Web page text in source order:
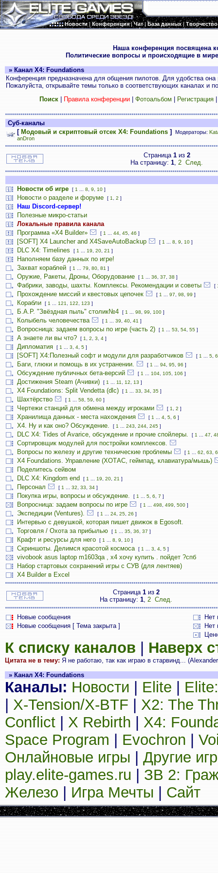
Новости|Конференция|Чат|База данных|Творчество
Наша конференция посвящена
Политические вопросы и происходящие в
» Канал X4: Foundations
Конференция предназначена для общения пилотов. Для удобства
Пожалуйста, открывайте темы только в соответствующих каналах и
Поиск| Правила конференции| Фотоальбом Регистрация
Суб-каналы
[ Модовый и скриптовый отсек X4: Foundations ] Модераторы:
anDron
Страница 1из 2
На страницу: 1, 2 След.
Новости об игре [ 1 8 9 10 ]
Новости о разделе и форуме [ 1 2 ]
Наш Discord-сервер!
Полезные микро-статьи
Локальные правила канала
Программа «X4 Builder»
[ 1 44 45 46 ]
[SOFT] X4 Launcher and X4SaveAutoBackup [ 1 8 9 10 ]
DLC X4: Timelines [ 1 19 20 21 ]
Наполняем базу данных по игре!
Захват кораблей
[ 1 79 80 81 ]
Оружие, Ракеты, Дроны, Оборудование [ 1 36 37 38 ]
Фабрики, заводы, шахты. Комплексы. Рекомендации и советы [
Прохождение миссий и квестовых цепочек [ 1 97 98 99 ]
Корабли [ 1 121 122 123 ]
Б.А.Р. "Звёздная пыль" столик№4 [ 1 98 99 100 ]
Колыбель человечества [ 1 39 40 41 ]
Вопросница: задаем вопросы по игре (часть 2) [ 1 53 54 55 ]
А знаете ли вы что? [ 1 2 3 4 ]
Дипломатия [ 1 3 4 5 ]
[SOFT] X4:Полезный софт и модули для разработчиков [ 1 5 6
Баги, глюки и помощь в их устранении. [ 1 94 95 96 ]
Обсуждение публичных бета-версий [ 1 104 105 106 ]
Достижения Steam (Ачивки) [ 1 11 12 13 ]
X4 Foundations: Split Vendetta (dlc) [ 1 33 34 35 ]
Шахтёрство [ 1 58 59 60 ]
Чертежи станций для обмена между игроками [ 1 2 ]
Хранилища данных - места нахождения [ 1 4 5 6 ]
Х4. Ну и как оно? Обсуждение. [ 1 243 244 245 ]
DLC X4: Tides of Avarice, обсуждение и прочие спойлеры. [ 1 47
Сортировщик модулей для постройки комплексов.
Вопросы по железу и другие технические проблемы
[ 1 62 63
X4 Foundations. Управление (ХОТАС, геймпад, клавиатура/мышь)
Поделитесь сейвом
DLC X4: Kingdom end
[ 1 19 20 21 ]
Персонал [ 1 32 33 34 ]
Покупка игры, вопросы и обсуждение. [ 1 5 6 7 ]
Вопросница: задаем вопросы по игре [ 1 498 499 500 ]
Экспедиции (Ventures). [ 1 24 25 26 ]
Интервью с девушкой, которая пишет движок в Egosoft.
Торговля / Охота за прибылью
[ 1 35 36 37 ]
Крафт и ресурсы для него [ 1 8 9 10 ]
Скриншоты. Делимся красотой космоса [ 1 3 4 5 ]
vivobook asus laptop m1603qa , х4 хочу купить . пойдет ?спб
Набор стартовых сохранений игры с СУВ (для лентяев)
X4 Builder в Excel
Страница 1из 2
На страницу: 1, 2 След.
Новые сообщения
Нет
Новые сообщения [ Тема закрыта ]
Нет
К списку каналов Наверх
Цитата не в тему: Я не работаю, так как играю в старвинд...
» Канал X4: Foundations
Каналы: Новости Elite
X-Tension/X-BTF
X2: The
Conflict
X Rebirth
X4:
Space Program
Evochron
Онлайновые игры
Другие
play.elite-games.ru
ЗВ 2:
Железо
Игра Мечты Сайт